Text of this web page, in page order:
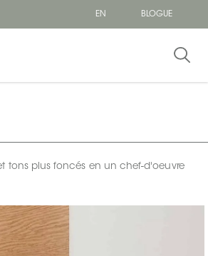
EN
BLOGUE
tons plus foncés en un chef-d'oeuvre